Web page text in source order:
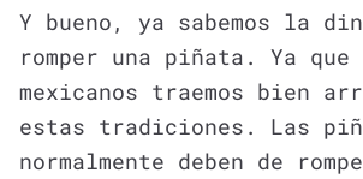
Y bueno, ya sabemos la
romper una piñata. Ya que
mexicanos traemos bien
estas tradiciones. Las
normalmente deben de